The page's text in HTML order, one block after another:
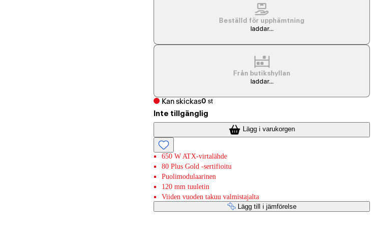
Beställd för upphämtning
laddar...
Från butikshyllan
laddar...
Kan skickas0 st
Inte tillgänglig
Lägg i varukorgen
650 W ATX-virtalähde
80 Plus Gold -sertifioitu
Puolimodulaarinen
120 mm tuuletin
Viiden vuoden takuu valmistajalta
Lägg till i jämförelse